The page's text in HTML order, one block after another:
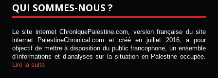
QUI SOMMES-NOUS ?
Le site internet ChroniquePalestine.com, version française du site
internet PalestineChronical.com et créé en juillet 2016, a pour
objectif de mettre à disposition du public francophone, un ensemble
d’informations et d’analyses sur la situation en Palestine occupée.
Lire la suite